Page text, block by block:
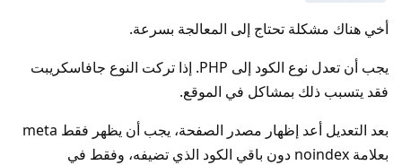
أخي هناك مشكلة تحتاج إلى المعالجة بسرعة.
يجب أن تعدل نوع الكود إلى PHP. إذا تركت النوع جافاسكريبت
فقد يتسبب ذلك بمشاكل في الموقع.
بعد التعديل أعد إظهار مصدر الصفحة، يجب أن يظهر فقط meta
بعلامة noindex دون باقي الكود الذي تضيفه، وفقط في